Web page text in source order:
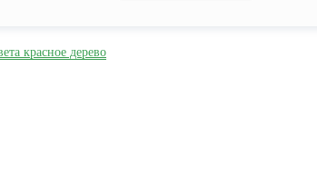
красное дерево